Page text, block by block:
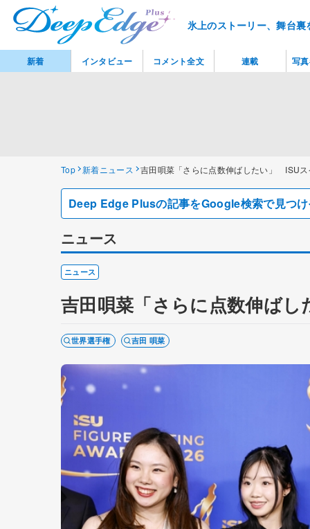
氷上のストーリー、舞台
Top 新着ニュース 吉田唄菜「さらに点数伸ばしたい」 ISU
Deep Edge Plusの記事をGoogle検索で見つ
ニュース
ニュース
吉田唄菜「さらに点数伸ば
世界選手権 吉田 唄菜
新着 インタビュー コメント全文 連載 写